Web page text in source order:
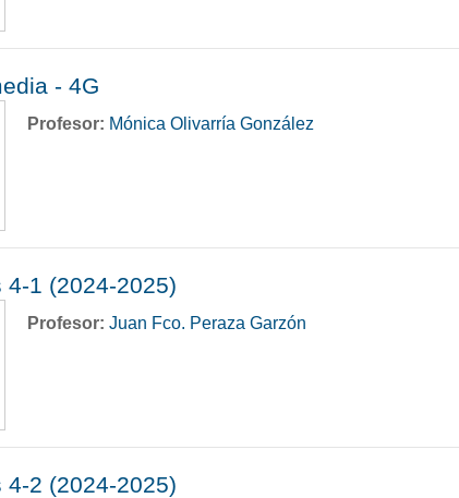
- 4G
Profesor: Mónica Olivarría González
4-1 (2024-2025)
Profesor: Juan Fco. Peraza Garzón
4-2 (2024-2025)